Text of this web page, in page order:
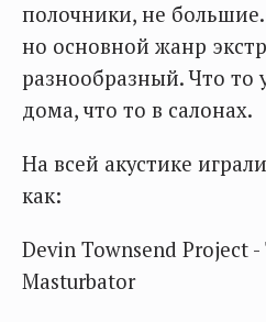
полочники, не
но основной жанр
разнообразный. Что то
дома, что то в салонах.
На всей акустике
как:
Devin Townsend Project
Masturbator